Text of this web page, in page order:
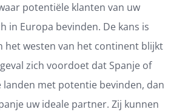
potentiële klanten van uw
in Europa bevinden. De kans is
het westen van het continent blijkt
zich voordoet dat Spanje of
landen met potentie bevinden, dan
uw ideale partner. Zij kunnen